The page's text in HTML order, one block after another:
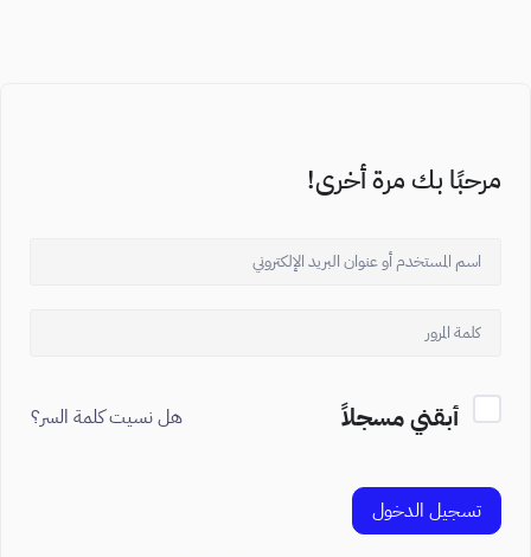
مرحبًا بك مرة أخرى!
أبقني مسجلاً هل نسيت كلمة السر؟
تسجيل الدخول